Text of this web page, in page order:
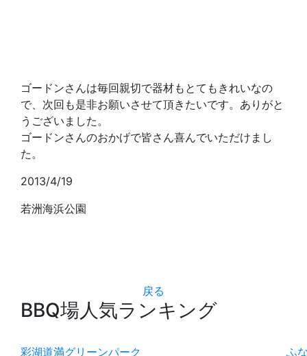
ゴードンさんは毎回親切で器材もとてもきれいなの
で、次回も是非お願いさせて頂きたいです。ありがと
うございました。
ゴードンさんのおかげで皆さん喜んでいただけまし
た。
2013/4/19
若洲海浜公園
戻る
BBQ場人気ランキング
彩湖道満グリーンパーク
ふ